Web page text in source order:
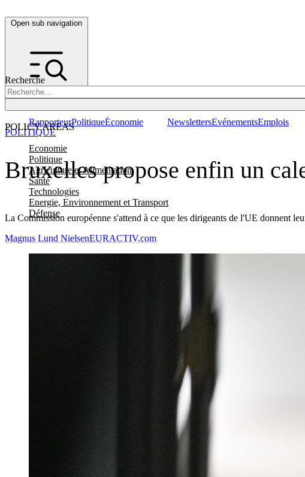
Open sub navigation
Recherche
POLICY AREAS
Economie
Politique
Agriculture et Alimentation
Santé
Technologies
Energie, Environnement et Transport
Défense
RapporteurPolitiqueÉconomie NewslettersEvénementsEmplois
Bruxelles propose enfin un
La Commission européenne s'attend à ce que les dirigeants de l'UE donnent
POLITIQUE
Magnus Lund NielsenEURACTIV.com